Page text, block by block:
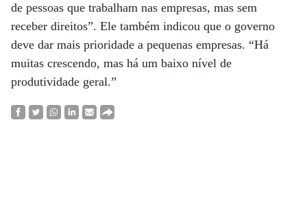
de pessoas que trabalham nas empresas, mas sem
receber direitos”. Ele também indicou que o governo
deve dar mais prioridade a pequenas empresas. “Há
muitas crescendo, mas há um baixo nível de
produtividade geral.”